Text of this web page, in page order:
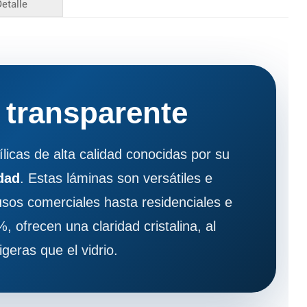
de alta calidad conocidas por su
. Estas láminas son versátiles e
comerciales hasta residenciales e
ofrecen una claridad cristalina, al
que el vidrio.
y una resistencia superior a la intemperie. Perfectas
claridad, resistencia UV y fácil personalización.